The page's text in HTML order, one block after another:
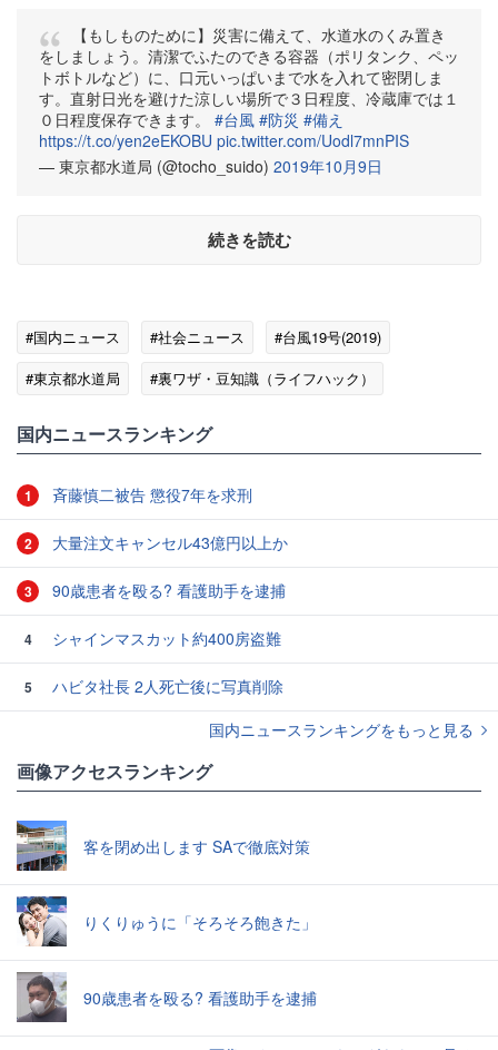
【もしものために】災害に備えて、水道水のくみ置き
をしましょう。清潔でふたのできる容器（ポリタンク、ペッ
トボトルなど）に、口元いっぱいまで水を入れて密閉しま
す。直射日光を避けた涼しい場所で３日程度、冷蔵庫では１
０日程度保存できます。 #台風 #防災 #備え
https://t.co/yen2eEKOBU pic.twitter.com/Uodl7mnPIS
— 東京都水道局 (@tocho_suido) 2019年10月9日
続きを読む
#国内ニュース #社会ニュース
#台風19号(2019)
#東京都水道局
#裏ワザ・豆知識（ライフハック）
国内ニュースランキング
1 斉藤慎二被告 懲役7年を求刑
2 大量注文キャンセル43億円以上か
3 90歳患者を殴る? 看護助手を逮捕
4 シャインマスカット約400房盗難
5
ハビタ社長 2人死亡後に写真削除
国内ニュースランキングをもっと見る
画像アクセスランキング
客を閉め出します SAで徹底対策
りくりゅうに「そろそろ飽きた」
90歳患者を殴る? 看護助手を逮捕